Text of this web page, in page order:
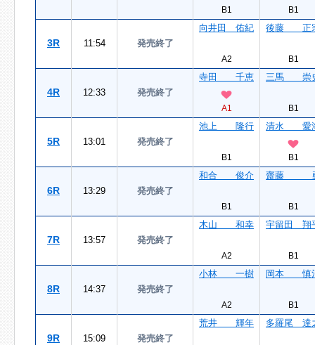
B1 B1
3R 11:54 発売終了
向井田 佑紀
A2
後藤 正
B1
4R 12:33 発売終了
寺田 千恵
A1
三馬 崇
B1
5R 13:01 発売終了
池上 隆行
B1
清水 愛
B1
6R 13:29 発売終了
和合 俊介
B1
齋藤
B1
7R 13:57 発売終了
木山 和幸
A2
宇留田 翔
B1
8R 14:37 発売終了
小林 一樹
A2
岡本 慎
B1
9R 15:09 発売終了
荒井 輝年 多羅尾 達